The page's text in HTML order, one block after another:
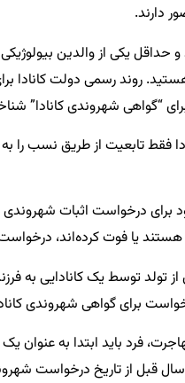
دارند.
حداقل یکی از والدین
روند رسمی دولت کانادا
“گواهی شهروندی کانادا”
تابعیت از طریق نسب را به
برای درخواست اثبات
هستند یا فوت کرده‌اند،
توسط یک کانادایی به
برای گواهی شهروندی
فرد باید ابتدا به
قبل از تاریخ درخواست